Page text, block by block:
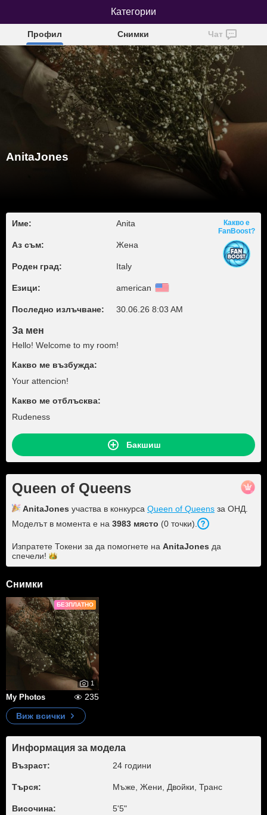
AnitaJones
Профил Снимки Чат
AnitaJones
Име: Anita
Аз съм: Жена
Роден град: Italy
Езици: american
Последно излъчване: 30.06.26 8:03 AM
Какво е
FanBoost?
За мен
Hello! Welcome to my room!
Какво ме възбужда:
Your attencion!
Какво ме отблъсква:
Rudeness
Бакшиш
Queen of Queens
AnitaJones участва в конкурса Queen of Queens за ОНД.
Моделът в момента е на 3983 място (0 точки).
Изпратете Токени за да помогнете на AnitaJones да
спечели!
Снимки
БЕЗПЛАТНО
1
My Photos
235
Виж всички
Информация за модела
Възраст: 24 години
Търся: Мъже, Жени, Двойки, Транс
Височина: 5'5"
Категории